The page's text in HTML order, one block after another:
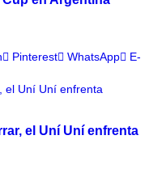
Pinterest WhatsApp
E-
el Uní Uní enfrenta